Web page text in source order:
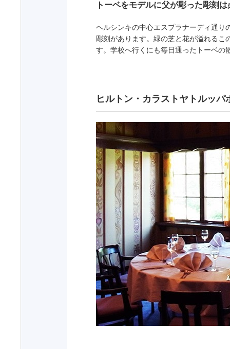
トーベをモデルに父が彫った彫刻は
ヘルシンキの中心エスプラナーディ通り
彫刻があります。緑の芝と花が溢れる
す。学校へ行くにも毎日通ったトーベの
ヒルトン・カラストヤトルッパ